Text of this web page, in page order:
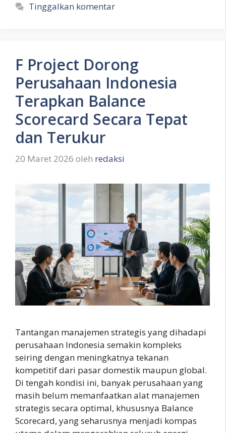
Tinggalkan komentar
F Project Dorong
Perusahaan Indonesia
Terapkan Balance
Scorecard Secara Tepat
dan Terukur
20 Maret 2026 oleh redaksi
Tantangan manajemen strategis yang dihadapi
perusahaan Indonesia semakin kompleks
seiring dengan meningkatnya tekanan
kompetitif dari pasar domestik maupun global.
Di tengah kondisi ini, banyak perusahaan yang
masih belum memanfaatkan alat manajemen
strategis secara optimal, khususnya Balance
Scorecard, yang seharusnya menjadi kompas